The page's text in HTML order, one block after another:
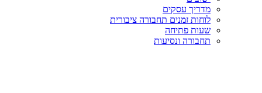
מדריך עסקים
לוחות זמנים תחבורה ציבורית
שעות פתיחה
תחבורה ונסיעות